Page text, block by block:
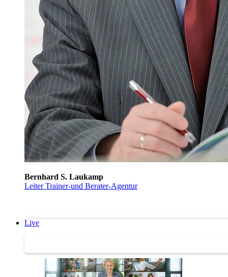
Bernhard S. Laukamp
Leiter Trainer-und Berater-Agentur
Live